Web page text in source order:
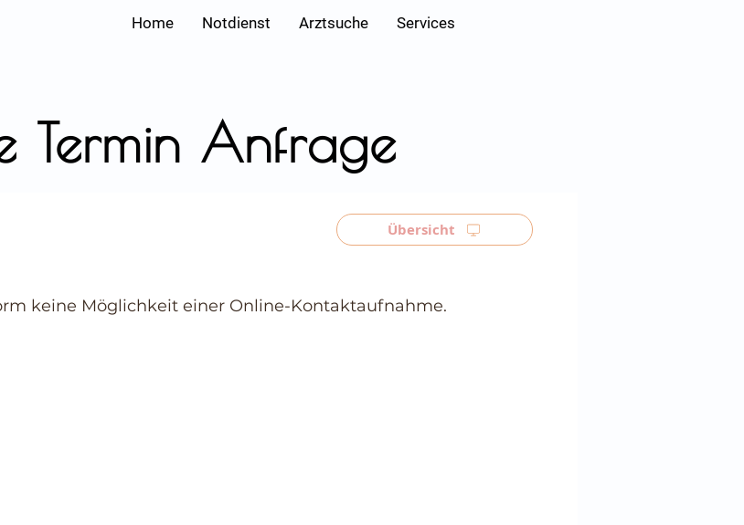
Home Notdienst Arztsuche Services
Übersicht
Termin Anfrage
keine Möglichkeit einer Online-Kontaktaufnahme.